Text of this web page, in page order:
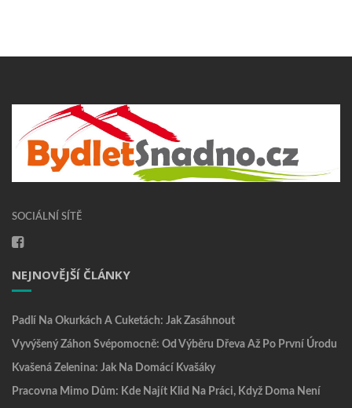
SOCIÁLNÍ SÍTĚ
NEJNOVĚJŠÍ ČLÁNKY
Padlí Na Okurkách A Cuketách: Jak Zasáhnout
Vyvýšený Záhon Svépomocně: Od Výběru Dřeva Až Po První Úrodu
Kvašená Zelenina: Jak Na Domácí Kvašáky
Pracovna Mimo Dům: Kde Najít Klid Na Práci, Když Doma Není